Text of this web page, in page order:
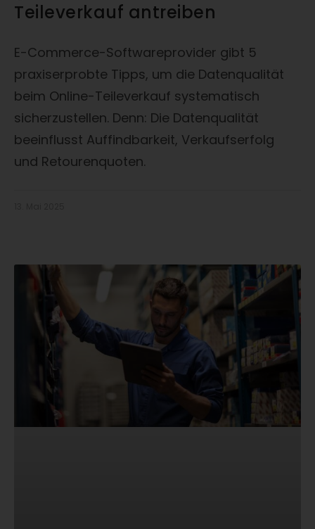
Teileverkauf antreiben
E-Commerce-Softwareprovider gibt 5
praxiserprobte Tipps, um die Datenqualität
beim Online-Teileverkauf systematisch
sicherzustellen. Denn: Die Datenqualität
beeinflusst Auffindbarkeit, Verkaufserfolg
und Retourenquoten.